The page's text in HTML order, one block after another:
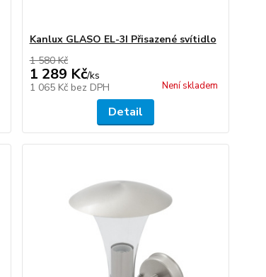
Kanlux GLASO EL-3I Přisazené svítidlo
1 580 Kč
1 289 Kč/ks
1 065 Kč bez DPH Není skladem
Detail